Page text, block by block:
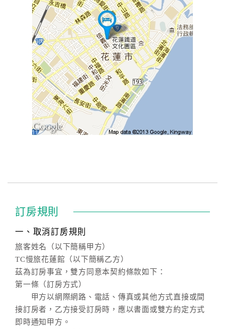
訂房規則
一、取消訂房規則
旅客姓名（以下簡稱甲方）
TC慢旅花蓮館（以下簡稱乙方）
茲為訂房事宜，雙方同意本契約條款如下：
第一條（訂房方式）
甲方以網際網路、電話、傳真或其他方式直接或間
接訂房者，乙方接受訂房時，應以書面或雙方約定方式
即時通知甲方。